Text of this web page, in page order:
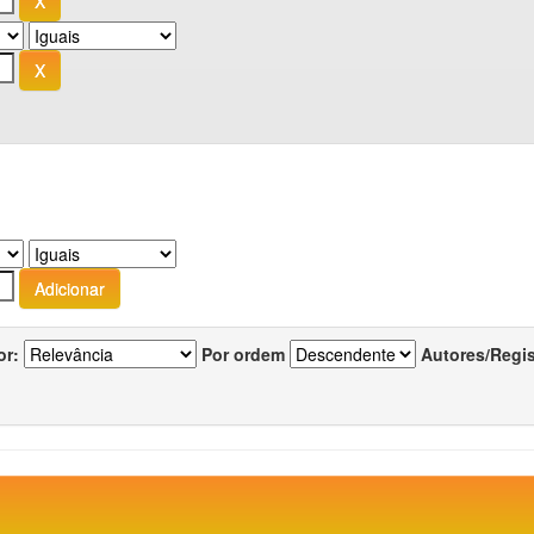
Por ordem Autores/